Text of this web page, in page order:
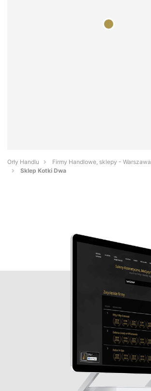
Orły Handlu
Firmy Handlowe, sklepy - Warszawa
Sklep Kotki Dwa